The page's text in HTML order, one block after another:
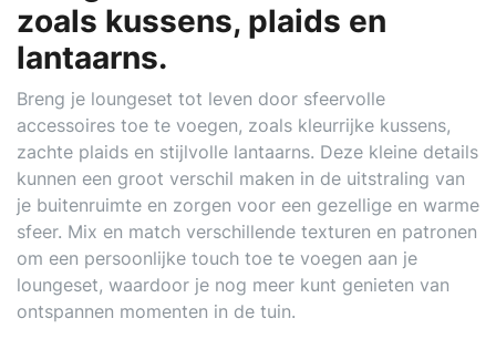
zoals kussens, plaids en
lantaarns.
Breng je loungeset tot leven door sfeervolle
accessoires toe te voegen, zoals kleurrijke kussens,
zachte plaids en stijlvolle lantaarns. Deze kleine details
kunnen een groot verschil maken in de uitstraling van
je buitenruimte en zorgen voor een gezellige en warme
sfeer. Mix en match verschillende texturen en patronen
om een persoonlijke touch toe te voegen aan je
loungeset, waardoor je nog meer kunt genieten van
ontspannen momenten in de tuin.